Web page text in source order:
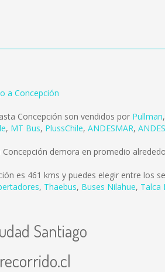
a Concepción
Concepción son vendidos por Pullman,
, MT Bus, PlussChile, ANDESMAR,
demora en promedio
es 461 kms y puedes elegir entre los
, Thaebus, Buses Nilahue, Talca
Santiago